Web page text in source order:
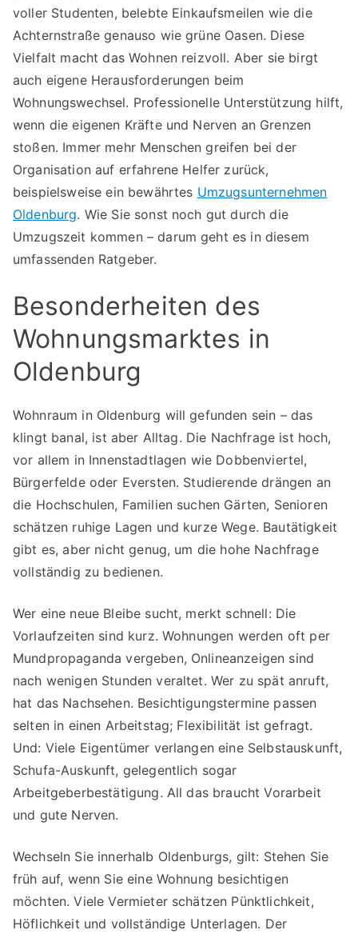
voller Studenten, belebte Einkaufsmeilen wie die
Achternstraße genauso wie grüne Oasen. Diese
Vielfalt macht das Wohnen reizvoll. Aber sie birgt
auch eigene Herausforderungen beim
Wohnungswechsel. Professionelle Unterstützung hilft,
wenn die eigenen Kräfte und Nerven an Grenzen
stoßen. Immer mehr Menschen greifen bei der
Organisation auf erfahrene Helfer zurück,
beispielsweise ein bewährtes Umzugsunternehmen
Oldenburg. Wie Sie sonst noch gut durch die
Umzugszeit kommen – darum geht es in diesem
umfassenden Ratgeber.
Besonderheiten des
Wohnungsmarktes in
Oldenburg
Wohnraum in Oldenburg will gefunden sein – das
klingt banal, ist aber Alltag. Die Nachfrage ist hoch,
vor allem in Innenstadtlagen wie Dobbenviertel,
Bürgerfelde oder Eversten. Studierende drängen an
die Hochschulen, Familien suchen Gärten, Senioren
schätzen ruhige Lagen und kurze Wege. Bautätigkeit
gibt es, aber nicht genug, um die hohe Nachfrage
vollständig zu bedienen.
Wer eine neue Bleibe sucht, merkt schnell: Die
Vorlaufzeiten sind kurz. Wohnungen werden oft per
Mundpropaganda vergeben, Onlineanzeigen sind
nach wenigen Stunden veraltet. Wer zu spät anruft,
hat das Nachsehen. Besichtigungstermine passen
selten in einen Arbeitstag; Flexibilität ist gefragt.
Und: Viele Eigentümer verlangen eine Selbstauskunft,
Schufa-Auskunft, gelegentlich sogar
Arbeitgeberbestätigung. All das braucht Vorarbeit
und gute Nerven.
Wechseln Sie innerhalb Oldenburgs, gilt: Stehen Sie
früh auf, wenn Sie eine Wohnung besichtigen
möchten. Viele Vermieter schätzen Pünktlichkeit,
Höflichkeit und vollständige Unterlagen. Der